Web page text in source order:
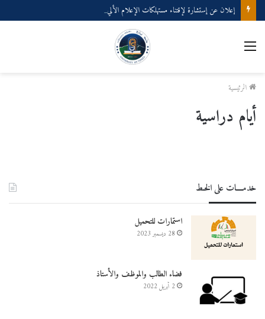
إعلان عن إستشارة لإقتناء مستهلكات الإعلام الألي
الرئيسية
أيام دراسية
خدمــــات على الخـط
استمارات للتحميل
28 ديسمبر 2023
فضاء الطالب والموظف والأستاذ
2 أبريل 2022